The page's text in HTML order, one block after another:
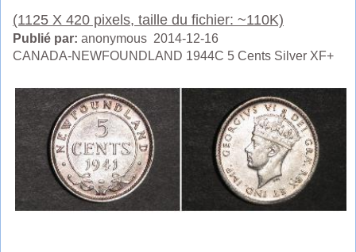
(1125 X 420 pixels, taille du fichier: ~110K)
Publié par: anonymous 2014-12-16
CANADA-NEWFOUNDLAND 1944C 5 Cents Silver XF+